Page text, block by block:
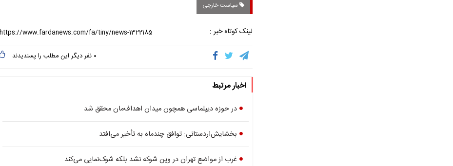
سیاست خارجی
لینک کوتاه خبر :
۰ نفر دیگر این مطلب را پسندیدند
اخبار مرتبط
در حوزه دیپلماسی همچون میدان اهداف‌مان محقق شد
بخشایش‌اردستانی: توافق چندماه به تأخیر می‌افتد
غرب از مواضع تهران در وین شوکه نشد بلکه شوک‌نمایی می‌کند